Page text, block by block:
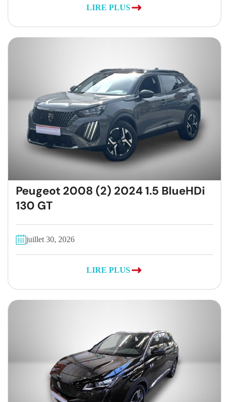
LIRE PLUS
Peugeot 2008 (2) 2024 1.5 BlueHDi
130 GT
juillet 30, 2026
LIRE PLUS